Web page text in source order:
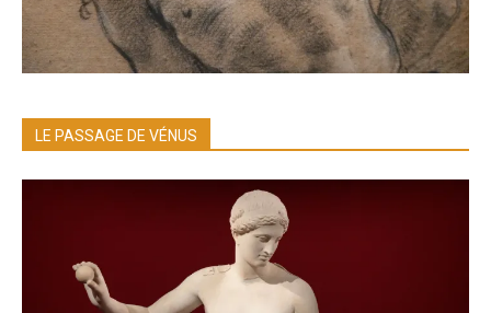
LE PASSAGE DE VÉNUS